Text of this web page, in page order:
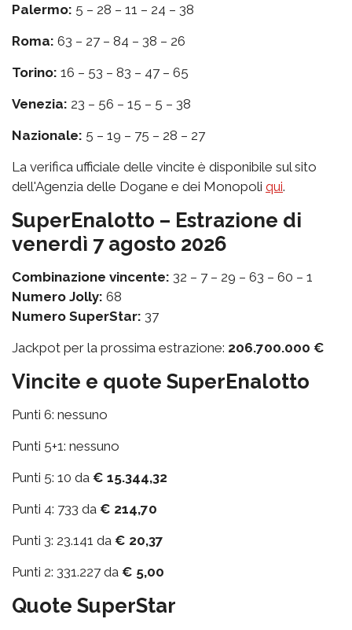
Palermo: 5 – 28 – 11 – 24 – 38
Roma: 63 – 27 – 84 – 38 – 26
Torino: 16 – 53 – 83 – 47 – 65
Venezia: 23 – 56 – 15 – 5 – 38
Nazionale: 5 – 19 – 75 – 28 – 27
La verifica ufficiale delle vincite è disponibile sul sito
dell'Agenzia delle Dogane e dei Monopoli qui.
SuperEnalotto – Estrazione di
venerdì 7 agosto 2026
Combinazione vincente: 32 – 7 – 29 – 63 – 60 – 1
Numero Jolly: 68
Numero SuperStar: 37
Jackpot per la prossima estrazione: 206.700.000 €
Vincite e quote SuperEnalotto
Punti 6: nessuno
Punti 5+1: nessuno
Punti 5: 10 da € 15.344,32
Punti 4: 733 da € 214,70
Punti 3: 23.141 da € 20,37
Punti 2: 331.227 da € 5,00
Quote SuperStar